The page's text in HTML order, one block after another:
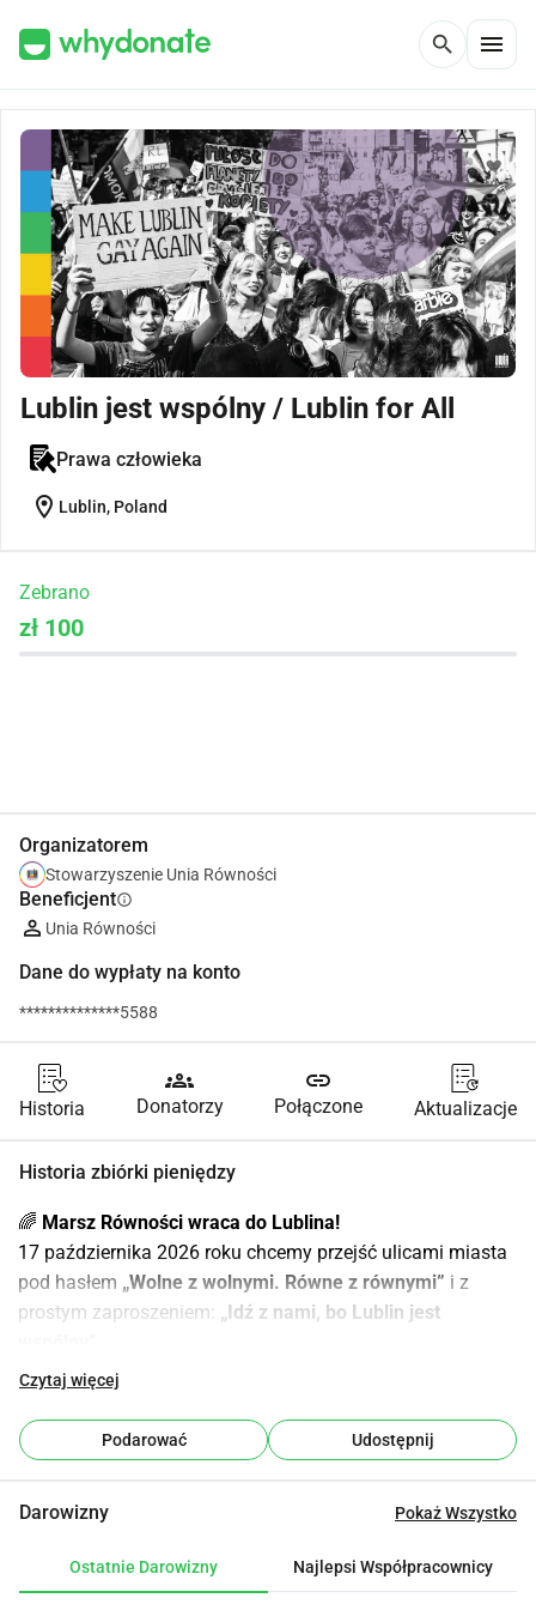
search menu
Lublin jest wspólny / Lublin for All
Prawa człowieka
location_on Lublin, Poland
Zebrano
zł 100
Organizatorem
Stowarzyszenie Unia Równości
Beneficjentinfo
Unia Równości
Dane do wypłaty na konto
**************5588
Historia
groups
Donatorzy
link
Połączone Aktualizacje
Historia zbiórki pieniędzy
🌈 Marsz Równości wraca do Lublina!
17 października 2026 roku chcemy przejść ulicami miasta
pod hasłem „Wolne z wolnymi. Równe z równymi” i z
prostym zaproszeniem: „Idź z nami, bo Lublin jest
💜 Dlaczego to ważne?
wydarzenie. To publiczny gest solidarności,
bezpieczeństwa i widzialności osób LGBTQIA+. To
wspólnej przestrzeni mogą zobaczyć, że nie są same. Że
Lublin jako miasto spotkania
Czytaj więcej
Podarować Udostępnij
Darowizny Pokaż Wszystko
Ostatnie Darowizny Najlepsi Współpracownicy